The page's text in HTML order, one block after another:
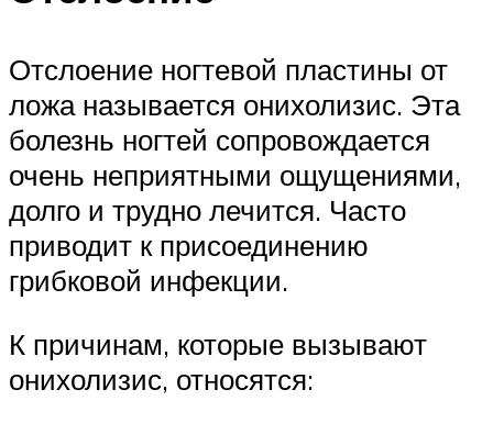
Отслоение ногтевой пластины от
ложа называется онихолизис. Эта
болезнь ногтей сопровождается
очень неприятными ощущениями,
долго и трудно лечится. Часто
приводит к присоединению
грибковой инфекции.
К причинам, которые вызывают
онихолизис, относятся: